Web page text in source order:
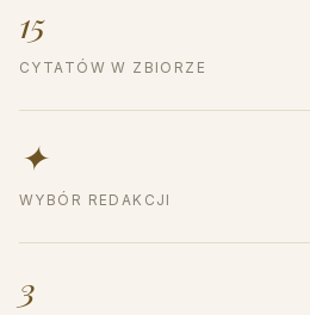
15
CYTATÓW W ZBIORZE
✦
WYBÓR REDAKCJI
3